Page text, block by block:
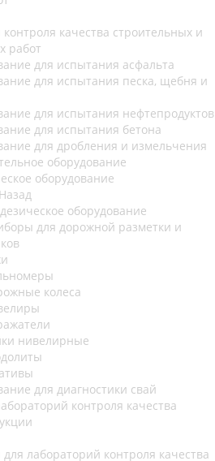
качества строительных и
работ
для испытания асфальта
для испытания песка, щебня и
для испытания нефтепродуктов
для испытания бетона
для дробления и измельчения
оборудование
оборудование
Назад
оборудование
для дорожной разметки и
колеса
нивелирные
для диагностики свай
контроля качества
лабораторий контроля качества